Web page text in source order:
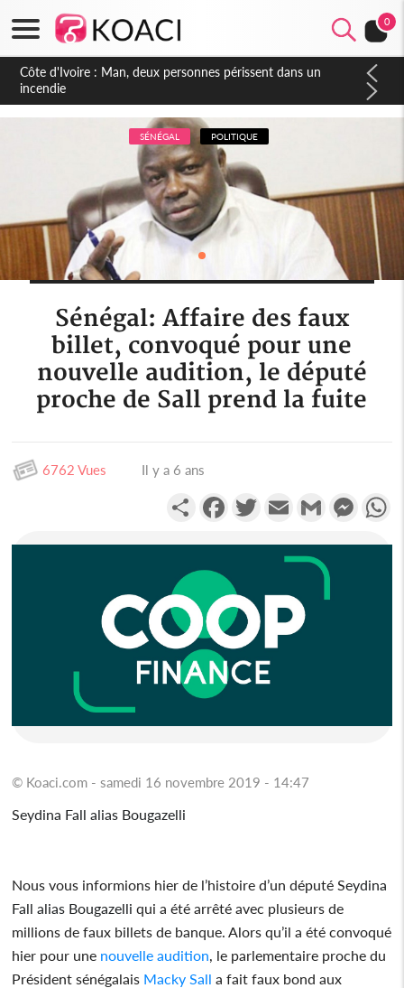
0
Côte d'Ivoire : Séileu, la célébration de la fête nationale
transformée en vaste campagne contre les produits
dépigmentants dangereux
SÉNÉGAL POLITIQUE
Sénégal: Affaire des faux
billet, convoqué pour une
nouvelle audition, le député
proche de Sall prend la fuite
6762 Vues Il y a 6 ans
PartagerFacebookTwitterEmail Gmail
© Koaci.com - samedi 16 novembre 2019 - 14:47
Seydina Fall alias Bougazelli
Nous vous informions hier de l’histoire d’un député Seydina
Fall alias Bougazelli qui a été arrêté avec plusieurs de
millions de faux billets de banque. Alors qu’il a été convoqué
hier pour une nouvelle audition , le parlementaire proche du
Président sénégalais Macky Sall a fait faux bond aux